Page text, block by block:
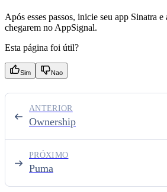
Após esses passos, inicie seu app Sinatra e
chegarem no AppSignal.
Esta página foi útil?
Sim Nao
Ownership
ANTERIOR
Puma
PRÓXIMO